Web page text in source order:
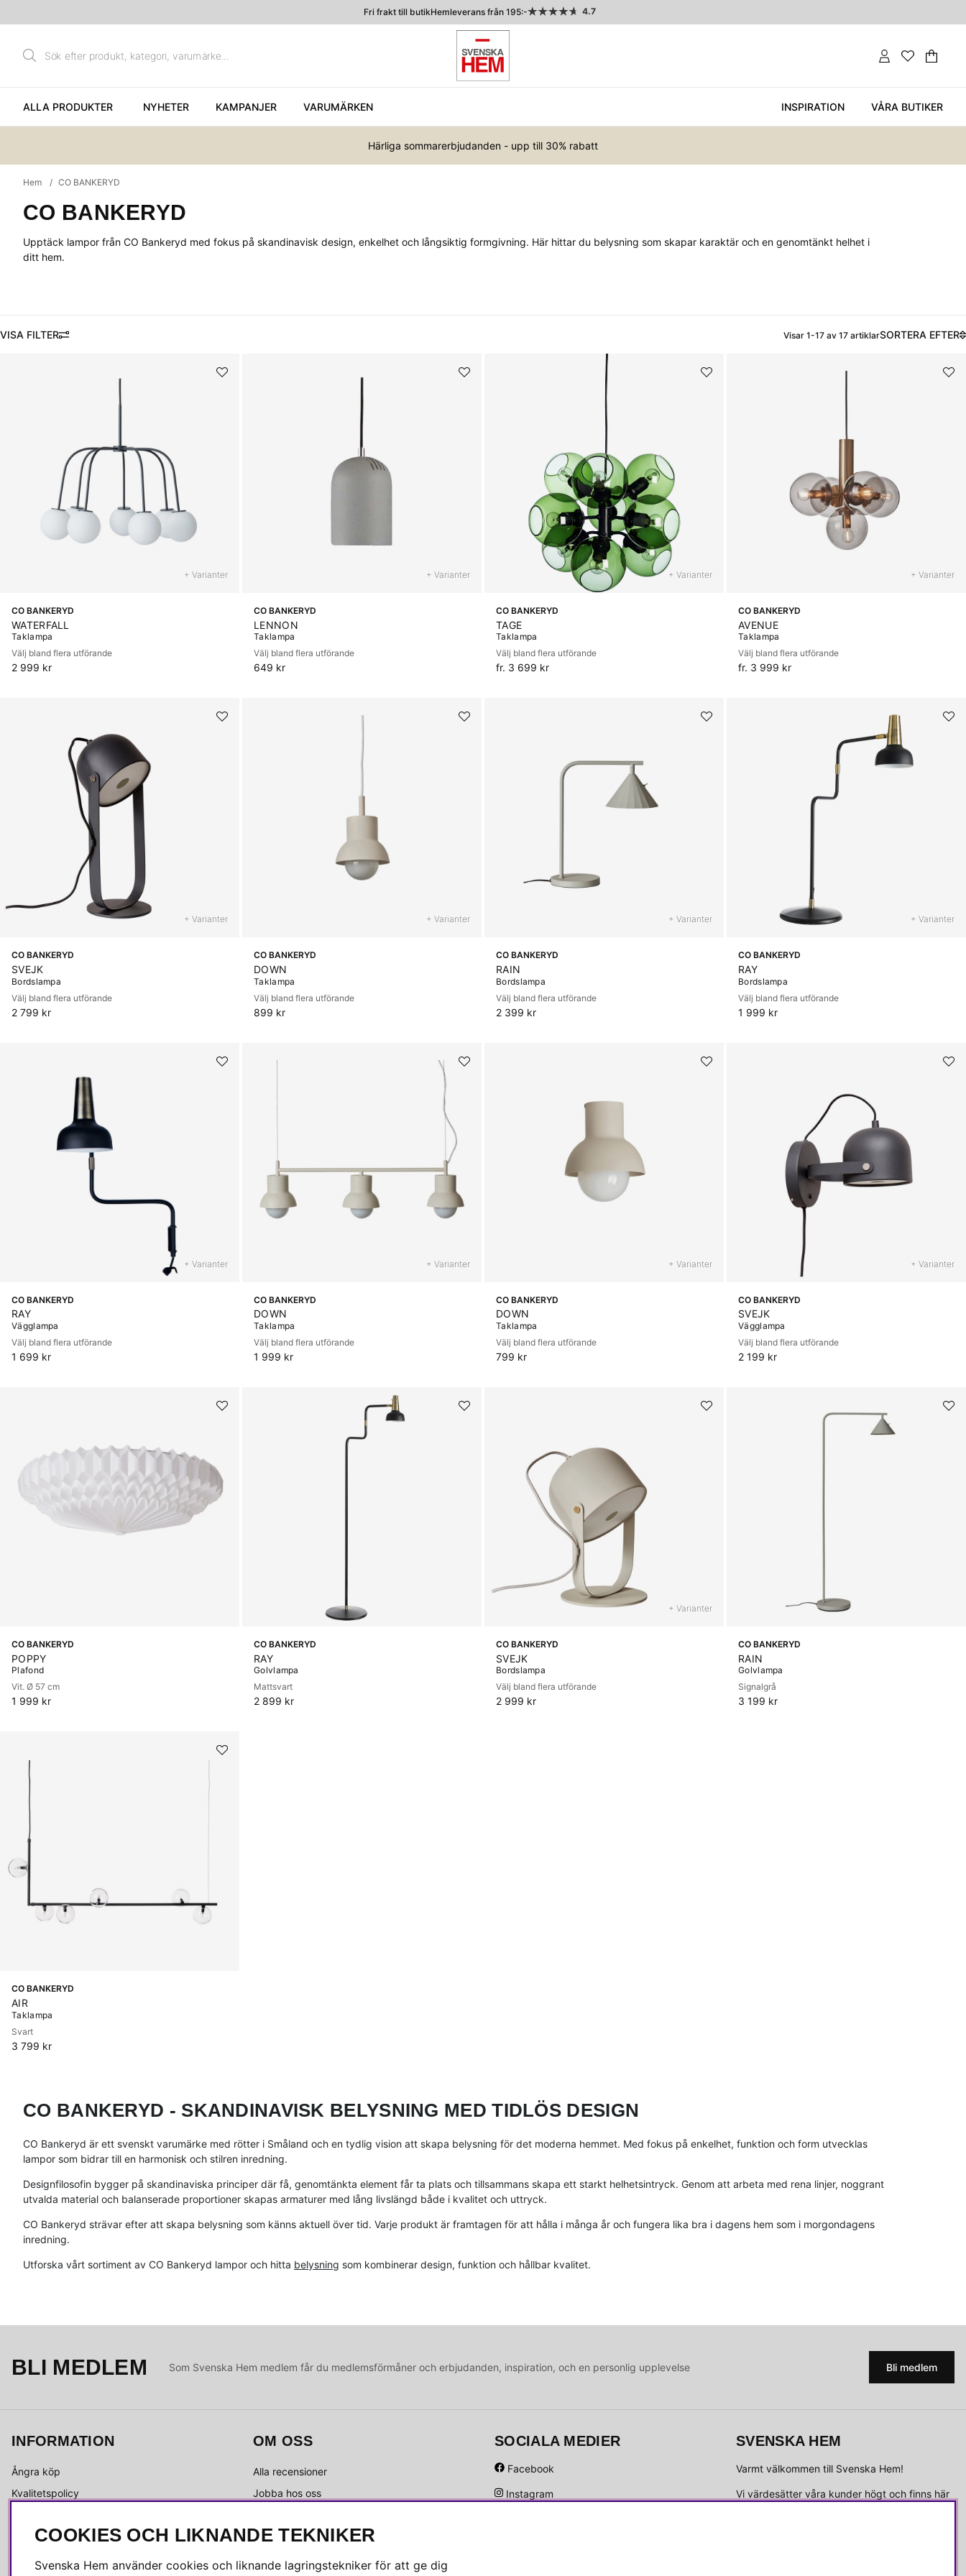
Fri frakt till butikHemleverans från 195:- 4.7
.
ALLA PRODUKTER NYHETER KAMPANJER VARUMÄRKEN INSPIRATION VÅRA BUTIKER
Härliga sommarerbjudanden - upp till 30% rabatt
Hem CO BANKERYD
CO BANKERYD
Upptäck lampor från CO Bankeryd med fokus på skandinavisk design, enkelhet och långsiktig formgivning. Här hittar du belysning som skapar karaktär och en genomtänkt helhet i
ditt hem.
FILTRERA Visar 1-17 av 17 artiklarSORTERA EFTER
+ Varianter
CO BANKERYD
WATERFALL
Taklampa
Välj bland flera utförande
2 999 kr
+ Varianter
CO BANKERYD
LENNON
Taklampa
Välj bland flera utförande
649 kr
+ Varianter
CO BANKERYD
TAGE
Taklampa
Välj bland flera utförande
fr. 3 699 kr
+ Varianter
CO BANKERYD
AVENUE
Taklampa
Välj bland flera utförande
fr. 3 999 kr
+ Varianter
CO BANKERYD
SVEJK
Bordslampa
Välj bland flera utförande
2 799 kr
+ Varianter
CO BANKERYD
DOWN
Taklampa
Välj bland flera utförande
899 kr
+ Varianter
CO BANKERYD
RAIN
Bordslampa
Välj bland flera utförande
2 399 kr
+ Varianter
CO BANKERYD
RAY
Bordslampa
Välj bland flera utförande
1 999 kr
+ Varianter
CO BANKERYD
RAY
Vägglampa
Välj bland flera utförande
1 699 kr
+ Varianter
CO BANKERYD
DOWN
Taklampa
Välj bland flera utförande
1 999 kr
+ Varianter
CO BANKERYD
DOWN
Taklampa
Välj bland flera utförande
799 kr
+ Varianter
CO BANKERYD
SVEJK
Vägglampa
Välj bland flera utförande
2 199 kr
CO BANKERYD
POPPY
Plafond
Vit. Ø 57 cm
1 999 kr
CO BANKERYD
RAY
Golvlampa
Mattsvart
2 899 kr
+ Varianter
CO BANKERYD
SVEJK
Bordslampa
Välj bland flera utförande
2 999 kr
CO BANKERYD
RAIN
Golvlampa
Signalgrå
3 199 kr
CO BANKERYD
AIR
Taklampa
Svart
3 799 kr
CO BANKERYD - SKANDINAVISK BELYSNING MED TIDLÖS DESIGN
CO Bankeryd är ett svenskt varumärke med rötter i Småland och en tydlig vision att skapa belysning för det moderna hemmet. Med fokus på enkelhet, funktion och form utvecklas
lampor som bidrar till en harmonisk och stilren inredning.
Designfilosofin bygger på skandinaviska principer där få, genomtänkta element får ta plats och tillsammans skapa ett starkt helhetsintryck. Genom att arbeta med rena linjer, noggrant
utvalda material och balanserade proportioner skapas armaturer med lång livslängd både i kvalitet och uttryck.
CO Bankeryd strävar efter att skapa belysning som känns aktuell över tid. Varje produkt är framtagen för att hålla i många år och fungera lika bra i dagens hem som i morgondagens
inredning.
Utforska vårt sortiment av CO Bankeryd lampor och hitta belysning som kombinerar design, funktion och hållbar kvalitet.
BLI MEDLEM Som Svenska Hem medlem får du medlemsförmåner och erbjudanden, inspiration, och en personlig upplevelse Bli medlem
INFORMATION
Ångra köp
Kvalitetspolicy
Köpvillkor
OM OSS
Alla recensioner
Jobba hos oss
Kundservice
SOCIALA MEDIER
Facebook
Instagram
SVENSKA HEM
Varmt välkommen till Svenska Hem!
Vi värdesätter våra kunder högt och finns här
COOKIES OCH LIKNANDE TEKNIKER
Svenska Hem använder cookies och liknande lagringstekniker för att ge dig